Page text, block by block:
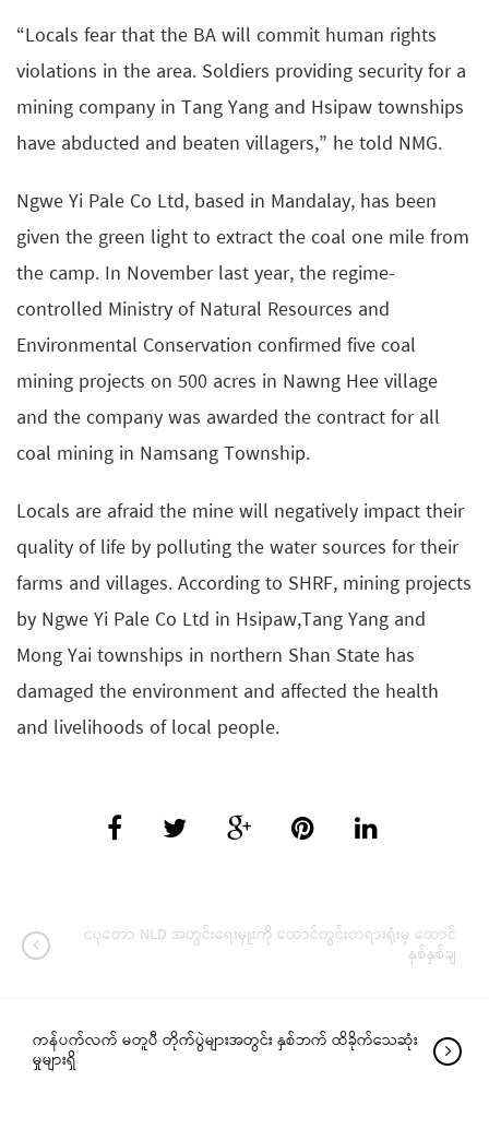
“Locals fear that the BA will commit human rights
violations in the area. Soldiers providing security for a
mining company in Tang Yang and Hsipaw townships
have abducted and beaten villagers,” he told NMG.
Ngwe Yi Pale Co Ltd, based in Mandalay, has been
given the green light to extract the coal one mile from
the camp. In November last year, the regime-
controlled Ministry of Natural Resources and
Environmental Conservation confirmed five coal
mining projects on 500 acres in Nawng Hee village
and the company was awarded the contract for all
coal mining in Namsang Township.
Locals are afraid the mine will negatively impact their
quality of life by polluting the water sources for their
farms and villages. According to SHRF, mining projects
by Ngwe Yi Pale Co Ltd in Hsipaw,Tang Yang and
Mong Yai townships in northern Shan State has
damaged the environment and affected the health
and livelihoods of local people.
ငပုတော NLD အတွင်းရေးမှူးကို ထောင်တွင်းတရားရုံးမှ ထောင်
နှစ်နှစ်ချ
ကန်ပက်လက် မတူပီ တိုက်ပွဲများအတွင်း နှစ်ဘက် ထိခိုက်သေဆုံး
မှုများရှိ